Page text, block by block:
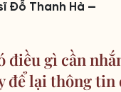
Đỗ Thanh Hà —
điều gì cần
để lại thông tin